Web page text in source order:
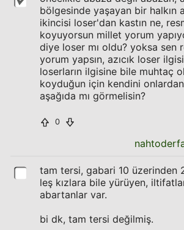
bölgesinde yaşayan bir halkın
ikincisi loser'dan kastın ne,
koyuyorsun millet yorum
diye loser mı oldu? yoksa sen
yorum yapsın, azıcık loser
loserların ilgisine bile muhtaç
koyduğun için kendini
aşağıda mı görmelisin?
0
tam tersi, gabari 10 üzerinden
leş kızlara bile yürüyen,
abartanlar var.
bi dk, tam tersi değilmiş.